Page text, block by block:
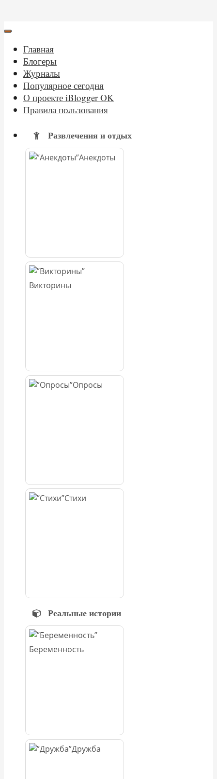
Главная
Блогеры
Журналы
Популярное сегодня
О проекте iBlogger OK
Правила пользования
Развлечения и отдых
Анекдоты
Викторины
Опросы
Стихи
Реальные истории
Беременность
Дружба